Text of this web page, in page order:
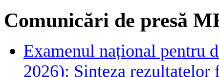
Comunicări de presă
Examenul național pentru
2026): Sinteza rezultatelor